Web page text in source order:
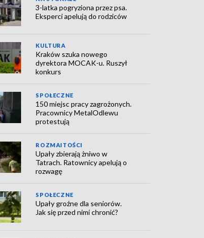
3-latka pogryziona przez psa.
Eksperci apelują do rodziców
KULTURA
Kraków szuka nowego
dyrektora MOCAK-u. Ruszył
konkurs
SPOŁECZNE
150 miejsc pracy zagrożonych.
Pracownicy MetalOdlewu
protestują
ROZMAITOŚCI
Upały zbierają żniwo w
Tatrach. Ratownicy apelują o
rozwagę
SPOŁECZNE
Upały groźne dla seniorów.
Jak się przed nimi chronić?